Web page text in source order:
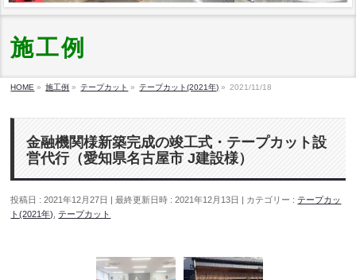
施工例
HOME » 施工例 » テープカット » テープカット(2021年) » 2021/11/18
金融機関様新築完成の竣工式・テープカット設
営代行（愛知県名古屋市 J建設様）
投稿日 : 2021年12月27日 最終更新日時 : 2021年12月13日 カテゴリー :テープカッ
ト(2021年) ,テープカット